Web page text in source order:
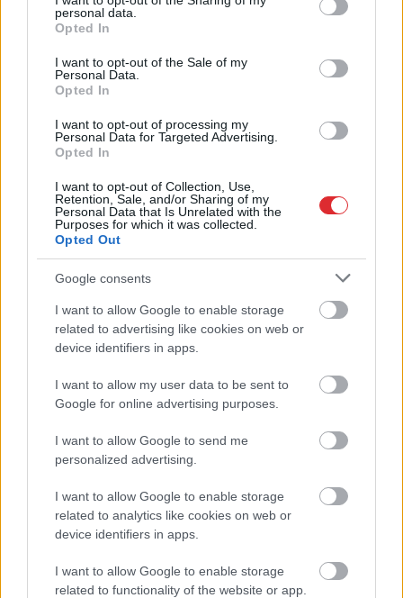
grant or deny consent to Google and its third-party tags to
use your data for below specified purposes in below Google
consent section.
personal data.
Opted In
I want to opt-out of the Sale of my
Personal Data.
Opted In
I want to opt-out of processing my
Personal Data for Targeted Advertising.
Opted In
I want to opt-out of Collection, Use,
Retention, Sale, and/or Sharing of my
Personal Data that Is Unrelated with the
Purposes for which it was collected.
Opted Out
Google consents
I want to allow Google to enable storage
related to advertising like cookies on web or
device identifiers in apps.
I want to allow my user data to be sent to
Google for online advertising purposes.
I want to allow Google to send me
personalized advertising.
I want to allow Google to enable storage
related to analytics like cookies on web or
device identifiers in apps.
I want to allow Google to enable storage
related to functionality of the website or app.
Vecāki un skolotāji
neslēpj dusmas – vai
uzlabos atzīmes?
pasaule vairs nekad
Neērti un pat bīstami: 8
vietas mājā, kur
nevajadzētu novietot
televizoru
Atcelt Ziņot